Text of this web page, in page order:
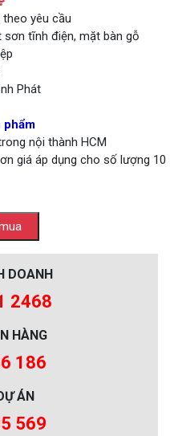
theo yêu cầu
sơn tĩnh điện, mặt bàn gỗ
Phát
phẩm
nội thành HCM
giá áp dụng cho số lượng 10
DOANH
2468
HÀNG
186
ÁN
569